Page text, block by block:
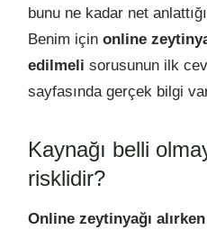
bunu ne kadar net
Benim için online
edilmeli sorusunun ilk
sayfasında gerçek bilgi
Kaynağı belli
risklidir?
Online zeytinyağı